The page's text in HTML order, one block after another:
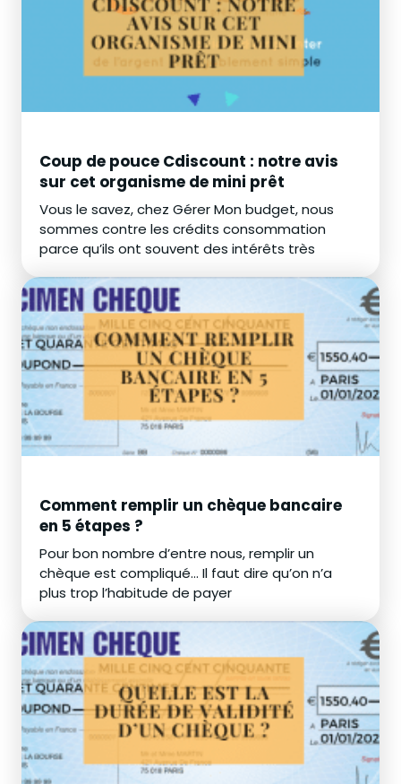
Coup de pouce Cdiscount : notre avis
sur cet organisme de mini prêt
Vous le savez, chez Gérer Mon budget, nous
sommes contre les crédits consommation
parce qu’ils ont souvent des intérêts très
Comment remplir un chèque bancaire
en 5 étapes ?
Pour bon nombre d’entre nous, remplir un
chèque est compliqué... Il faut dire qu’on n’a
plus trop l’habitude de payer